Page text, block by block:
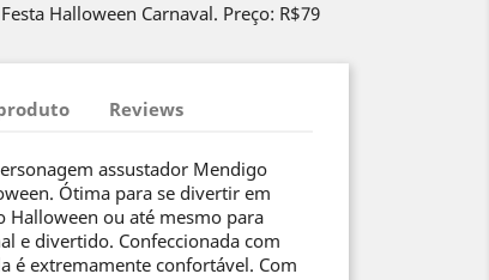
Halloween Carnaval. Preço: R$79
Reviews
assustador Mendigo
Ótima para se divertir em
Halloween ou até mesmo para
e divertido. Confeccionada com
é extremamente confortável. Com